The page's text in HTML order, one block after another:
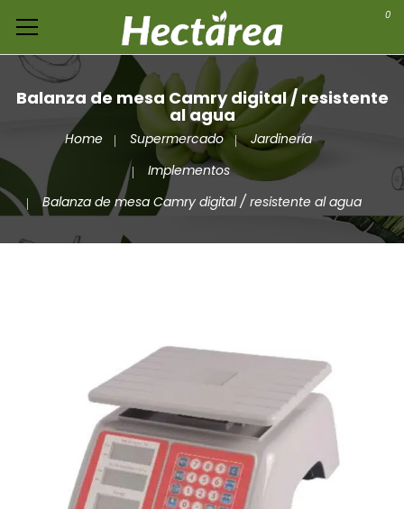
0
Balanza de mesa Camry digital / resistente
al agua
Home Supermercado
Jardinería
Implementos
Balanza de mesa Camry digital / resistente al agua